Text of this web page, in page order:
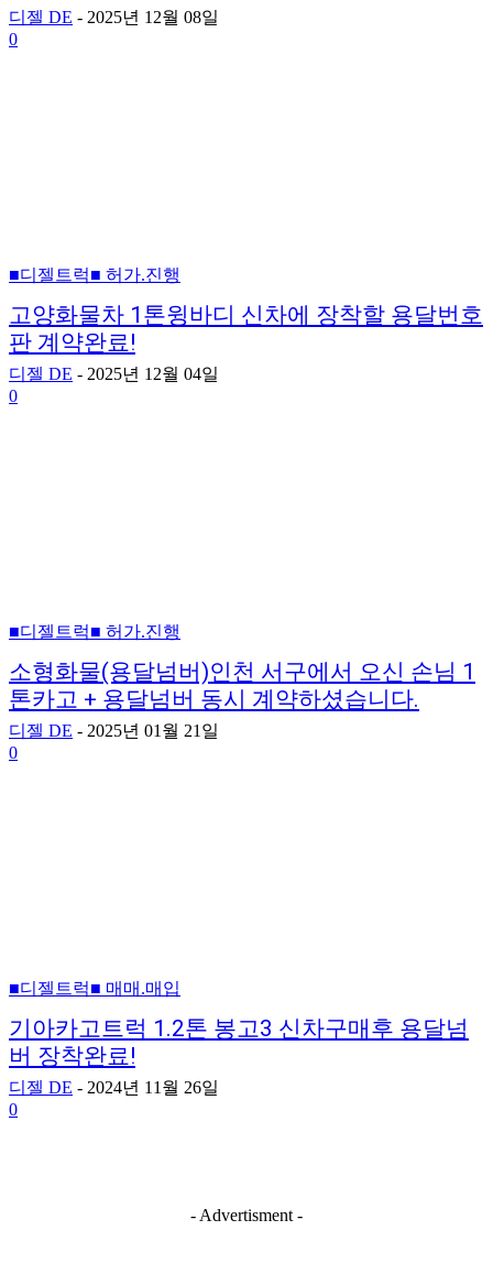
디젤 DE - 2025년 12월 08일
0
■디젤트럭■ 허가.진행
고양화물차 1톤윙바디 신차에 장착할 용달번호
판 계약완료!
디젤 DE - 2025년 12월 04일
0
■디젤트럭■ 허가.진행
소형화물(용달넘버)인천 서구에서 오신 손님 1
톤카고 + 용달넘버 동시 계약하셨습니다.
디젤 DE - 2025년 01월 21일
0
■디젤트럭■ 매매.매입
기아카고트럭 1.2톤 봉고3 신차구매후 용달넘
버 장착완료!
디젤 DE - 2024년 11월 26일
0
- Advertisment -